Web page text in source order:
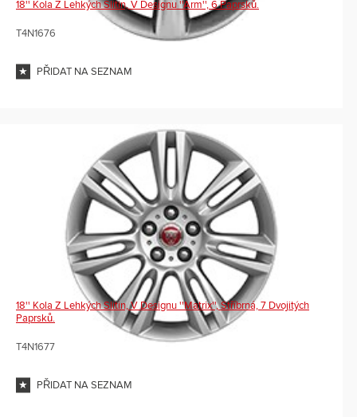
18'' Kola Z Lehkých Slitin, V Designu ''Arm'', 6 Paprsků.
T4N1676
PŘIDAT NA SEZNAM
18'' Kola Z Lehkých Slitin, V Designu ''Matrix'', Stříbrná, 7 Dvojitých
Paprsků.
T4N1677
PŘIDAT NA SEZNAM